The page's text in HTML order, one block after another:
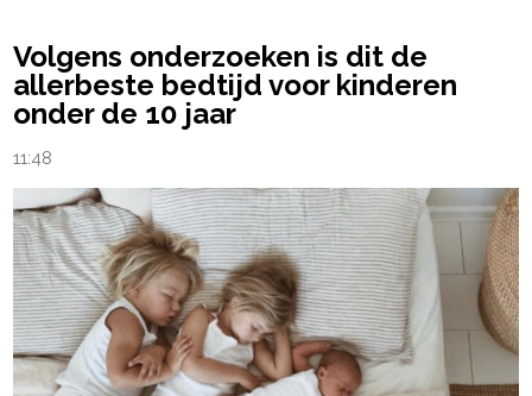
Volgens onderzoeken is dit de
allerbeste bedtijd voor kinderen
onder de 10 jaar
11:48